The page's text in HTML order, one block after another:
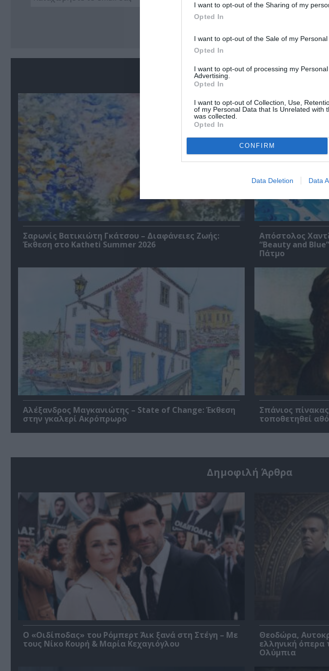
I want to opt-out of the Sharing of my
Opted In
I want to opt-out of the Sale of my Personal
Opted In
I want to opt-out of processing my
Advertising.
Opted In
I want to opt-out of Collection, Use,
of my Personal Data that Is Unrelated with
was collected.
Opted In
CONFIRM
Data Deletion Data
Ακολουθήστε το Culturenow.gr
Σχετικά Άρθρα
Σαρωνίς Βατικιώτη Γκάτσου – Διαφάνειες Ζωής:
Έκθεση στο Katheti Summer 2026
Απόστολος
“Beauty and
Πάτμο
Αλέξανδρος Μαγκανιώτης – State of Change: Έκθεση
στην γκαλερί Ακρόπρωρο
Σπάνιος
τοποθετηθεί
Δημοφιλή Άρθρα
O «Οιδίποδας» του Ρόμπερτ Άικ ξανά στη Στέγη – Με
τους Νίκο Κουρή & Μαρία Κεχαγιόγλου
Θεοδώρα,
ελληνική όπερα
Ολύμπια